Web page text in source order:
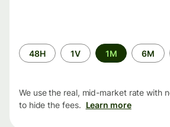
Time
period
48H 1V 1M 6M
We use the real, mid-market rate with
to hide the fees. Learn more